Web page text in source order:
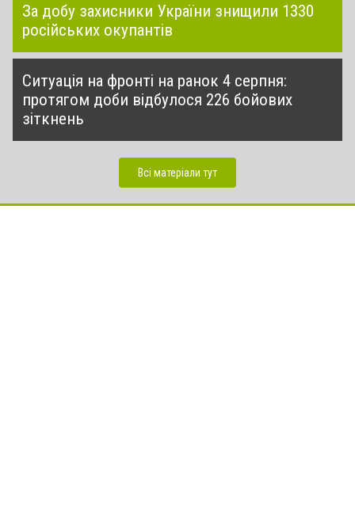
За добу захисники України знищили 1330
російських окупантів
Ситуація на фронті на ранок 4 серпня:
протягом доби відбулося 226 бойових
зіткнень
Всі матеріали тут